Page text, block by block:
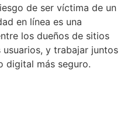
de ser víctima de un
en línea es una
los dueños de sitios
y trabajar juntos
digital más seguro.